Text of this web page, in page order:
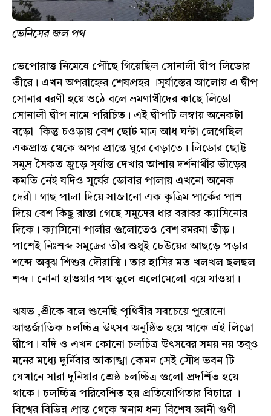
ভেনিসের জল পথ
ভেপোরাত্ত নিমেষে পৌঁছে গিয়েছিল সোনালী দ্বীপ লিডোর
তীরে। এখন অপরাহ্নের শেষপ্রহর ।সূর্যাস্তের আলোয় এ দ্বীপ
সোনার বরণী হয়ে ওঠে বলে ভ্রমণার্থীদের কাছে লিডো
সোনালী দ্বীপ নামে পরিচিত। এই দ্বীপটি লম্বায় অনেকটা
বড়ো কিন্তু চওড়ায় বেশ ছোট মাত্র আধ ঘন্টা লেগেছিল
একপ্রান্ত থেকে অপর প্রান্তে ঘুরে বেড়াতে। লিডোর ছোট্ট
সমুদ্র সৈকত জুড়ে সূর্যাস্ত দেখার আশায় দর্শনার্থীর ভীড়ের
কমতি নেই যদিও সূর্যের ডোবার পালায় এখনো অনেক
দেরী। গাছ পালা দিয়ে সাজানো এক কৃত্রিম পার্কের পাশ
দিয়ে বেশ কিছু রাস্তা গেছে সমুদ্রের ধার বরাবর ক্যাসিনোর
দিকে। ক্যাসিনো পার্লার গুলোতেও বেশ রমরমা ভীড়।
পাশেই নিঃশব্দ সমুদ্রের তীর শুধুই ঢেউয়ের আছড়ে পড়ার
শব্দে অবুঝ শিশুর দৌরাত্মি। তার হাসির মত খলখল ছলছল
শব্দ। নোনা হাওয়ার পথ ভুলে এলোমেলো বয়ে যাওয়া।
ঋষভ ,শ্রীকে বলে শুনেছি পৃথিবীর সবচেয়ে পুরোনো
আন্তর্জাতিক চলচ্চিত্র উৎসব অনুষ্ঠিত হয়ে থাকে এই লিডো
দ্বীপে। যদি ও এখন কোনো চলচিত্র উৎসবের সময় নয় তবুও
মনের মধ্যে দুর্নিবার আকাঙ্খা কেমন সেই সৌধ ভবন টি
যেখানে সারা দুনিয়ার শ্রেষ্ঠ চলচ্চিত্ৰ গুলো প্রদর্শিত হয়ে
থাকে। চলচ্চিত্র পরিবেশিত হয় প্রতিযোগিতার বিচারে ।
বিশ্বের বিভিন্ন প্রান্ত থেকে স্বনাম ধন্য বিশেষ জ্ঞানী গুণী